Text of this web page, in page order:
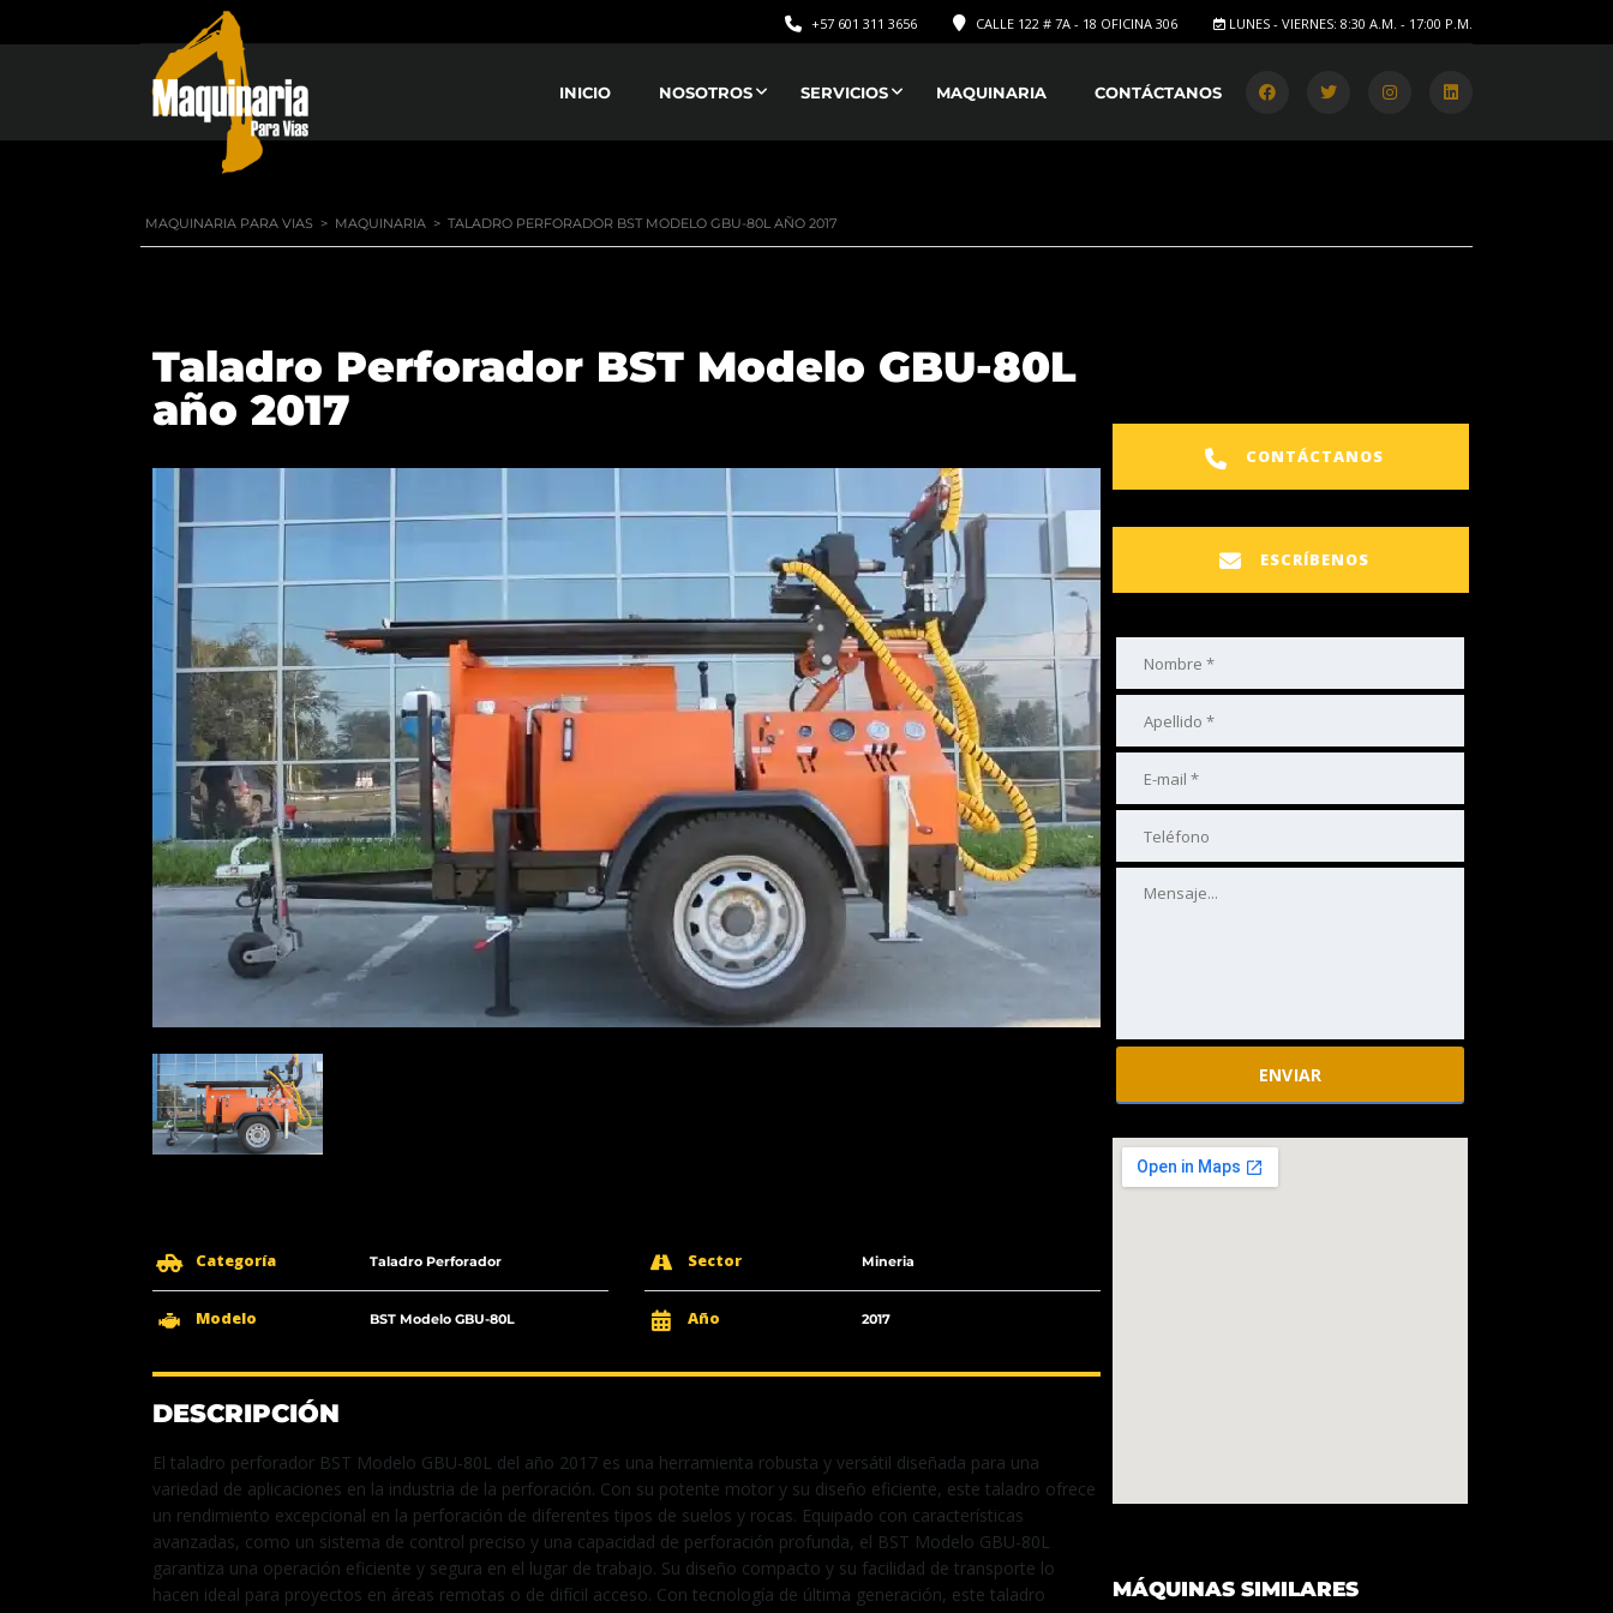
LUNES - VIERNES: 8:30 A.M. - 17:00 P.M.
CALLE 122 # 7A - 18 OFICINA 306
+57 601 311 3656
INICIO NOSOTROS SERVICIOS MAQUINARIA CONTÁCTANOS
MAQUINARIA PARA VIAS > MAQUINARIA > TALADRO PERFORADOR BST MODELO GBU-80L AÑO 2017
Taladro Perforador BST Modelo GBU-80L
año 2017
Categoría Taladro Perforador Sector Mineria
Modelo BST Modelo GBU-80L Año 2017
DESCRIPCIÓN
El taladro perforador BST Modelo GBU-80L del año 2017 es una herramienta robusta y versátil diseñada para una
variedad de aplicaciones en la industria de la perforación. Con su potente motor y su diseño eficiente, este taladro ofrece
un rendimiento excepcional en la perforación de diferentes tipos de suelos y rocas. Equipado con características
avanzadas, como un sistema de control preciso y una capacidad de perforación profunda, el BST Modelo GBU-80L
garantiza una operación eficiente y segura en el lugar de trabajo. Su diseño compacto y su facilidad de transporte lo
hacen ideal para proyectos en áreas remotas o de difícil acceso. Con tecnología de última generación, este taladro
CONTÁCTANOS
ESCRÍBENOS
MÁQUINAS SIMILARES